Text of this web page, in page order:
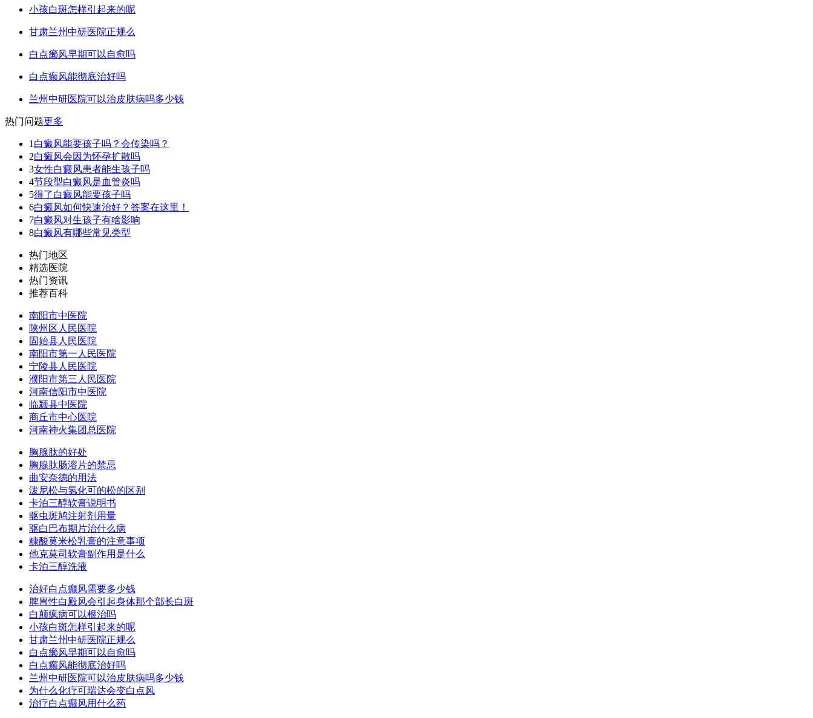
小孩白斑怎样引起来的呢
甘肃兰州中研医院正规么
白点癞风早期可以自愈吗
白点癫风能彻底治好吗
兰州中研医院可以治皮肤病吗多少钱
热门问题更多
1 白癜风能要孩子吗？会传染吗？
2白癜风会因为怀孕扩散吗
3女性白癜风患者能生孩子吗
4节段型白癜风是血管炎吗
5得了白癜风能要孩子吗
6白癜风如何快速治好？答案在这里！
7白癜风对生孩子有啥影响
8白癜风有哪些常见类型
热门地区
精选医院
热门资讯
推荐百科
南阳市中医院
陕州区人民医院
固始县人民医院
南阳市第一人民医院
宁陵县人民医院
濮阳市第三人民医院
河南信阳市中医院
临颍县中医院
商丘市中心医院
河南神火集团总医院
胸腺肽的好处
胸腺肽肠溶片的禁忌
曲安奈德的用法
泼尼松与氢化可的松的区别
卡泊三醇软膏说明书
驱虫斑鸠注射剂用量
驱白巴布期片治什么病
糠酸莫米松乳膏的注意事项
他克莫司软膏副作用是什么
卡泊三醇洗液
治好白点癫风需要多少钱
脾胃性白殿风会引起身体那个部长白斑
白颠疯病可以根治吗
小孩白斑怎样引起来的呢
甘肃兰州中研医院正规么
白点癞风早期可以自愈吗
白点癫风能彻底治好吗
兰州中研医院可以治皮肤病吗多少钱
为什么化疗可瑞达会变白点风
治疗白点癫风用什么药